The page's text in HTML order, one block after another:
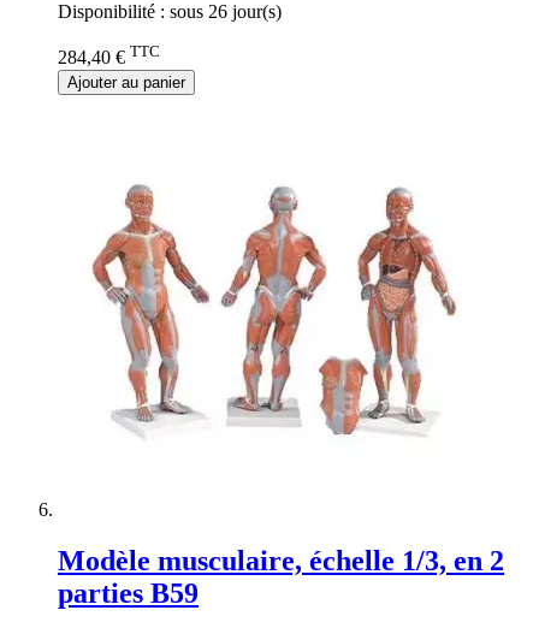
Disponibilité : sous 26 jour(s)
284,40 € TTC
Ajouter au panier
Modèle musculaire, échelle 1/3, en 2
parties B59